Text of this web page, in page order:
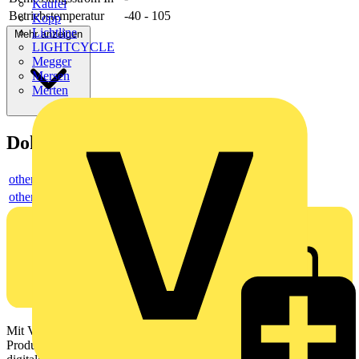
Kaufel
Kopp
Lichtline
LIGHTCYCLE
Megger
Mersen
Merten
Betriebstemperatur
-40 - 105
Mehr anzeigen
Dokumente
others
others
Mit Voltimum erhalten Elektrofachkräfte Zugang zu Branchennews,
Produktinformationen, Schulungen und Tools – alles auf einer